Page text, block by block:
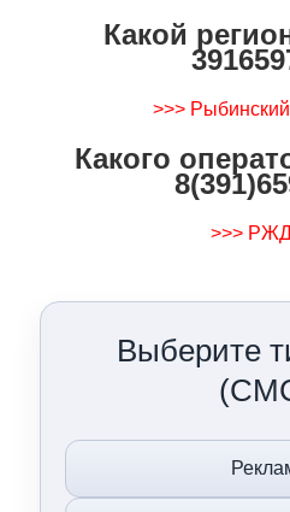
Какой
>>>
Какого
>>>
Выберите